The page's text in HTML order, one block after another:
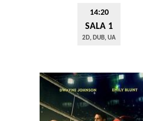
14:20
SALA 1
2D, DUB, UA